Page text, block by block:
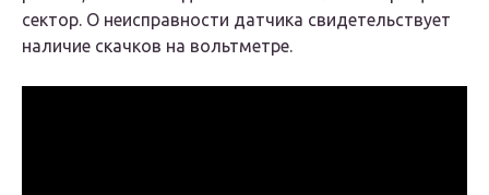
сектор. О неисправности датчика свидетельствует
наличие скачков на вольтметре.